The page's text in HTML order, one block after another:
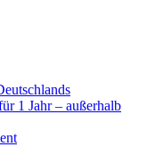
1 Jahr – außerhalb